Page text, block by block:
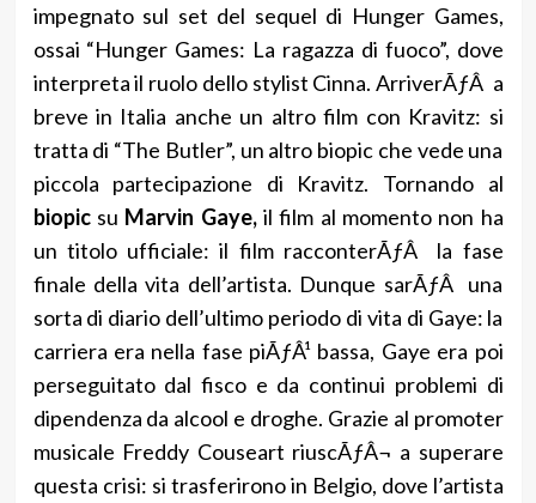
impegnato sul set del sequel di Hunger Games,
ossai “Hunger Games: La ragazza di fuoco”, dove
interpreta il ruolo dello stylist Cinna. ArriverÃƒÂ a
breve in Italia anche un altro film con Kravitz: si
tratta di “The Butler”, un altro biopic che vede una
piccola partecipazione di Kravitz. Tornando al
biopicsu Marvin Gaye,il film al momento non ha
un titolo ufficiale: il film racconterÃƒÂ la fase
finale della vita dell’artista. Dunque sarÃƒÂ una
sorta di diario dell’ultimo periodo di vita di Gaye: la
carriera era nella fase piÃƒÂ¹ bassa, Gaye era poi
perseguitato dal fisco e da continui problemi di
dipendenza da alcool e droghe. Grazie al promoter
musicale Freddy Couseart riuscÃƒÂ¬ a superare
questa crisi: si trasferirono in Belgio, dove l’artista